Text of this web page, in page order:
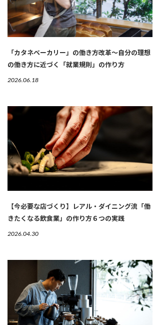
「カタネベーカリー」の働き方改革～自分の理想
の働き方に近づく「就業規則」の作り方
2026.06.18
【今必要な店づくり】レアル・ダイニング流「働
きたくなる飲食業」の作り方６つの実践
2026.04.30